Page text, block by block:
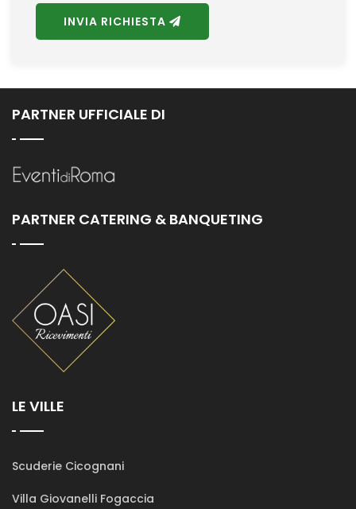
INVIA RICHIESTA
PARTNER UFFICIALE DI
PARTNER CATERING & BANQUETING
LE VILLE
Scuderie Cicognani
Villa Giovanelli Fogaccia